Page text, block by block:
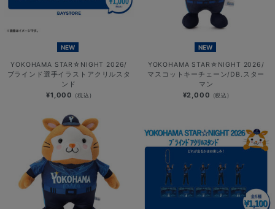
NEW
YOKOHAMA STAR☆NIGHT 2026/
ブラインド選手イラストアクリルスタ
ンド
¥1,000 (税込)
NEW
YOKOHAMA STAR☆NIGHT 2026/
マスコットキーチェーン/DB.スター
マン
¥2,000 (税込)